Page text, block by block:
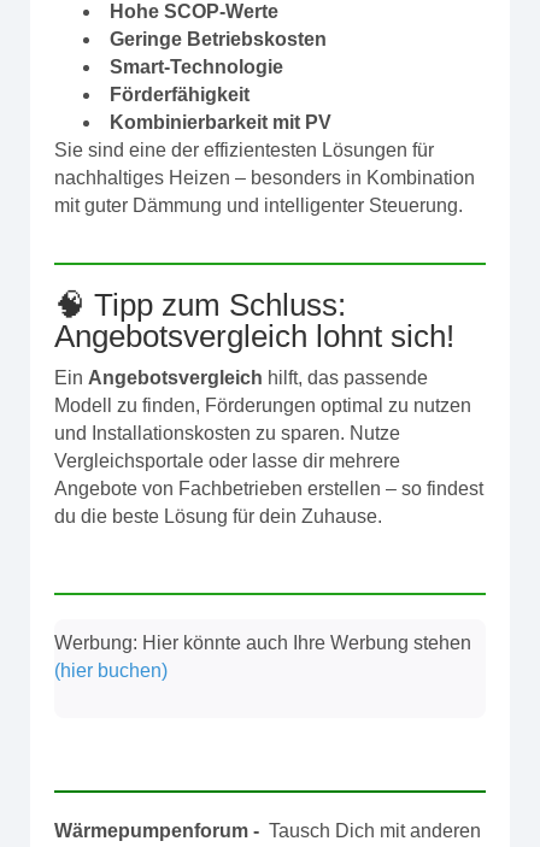
Hohe SCOP-Werte
Geringe Betriebskosten
Smart-Technologie
Förderfähigkeit
Kombinierbarkeit mit PV
Sie sind eine der effizientesten Lösungen für
nachhaltiges Heizen – besonders in Kombination
mit guter Dämmung und intelligenter Steuerung.
🧠 Tipp zum Schluss:
Angebotsvergleich lohnt sich!
Ein Angebotsvergleich hilft, das passende
Modell zu finden, Förderungen optimal zu nutzen
und Installationskosten zu sparen. Nutze
Vergleichsportale oder lasse dir mehrere
Angebote von Fachbetrieben erstellen – so findest
du die beste Lösung für dein Zuhause.
Werbung: Hier könnte auch Ihre Werbung stehen
(hier buchen)
Wärmepumpenforum - Tausch Dich mit anderen